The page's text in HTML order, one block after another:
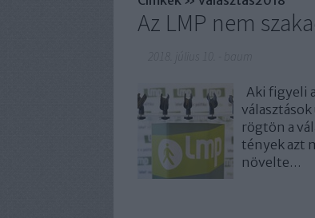
Az LMP nem
Aki figyeli
rögtön a
tények azt
növelte…